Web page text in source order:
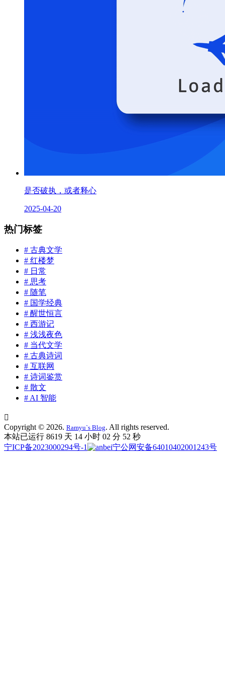
是否破执，或者释心
2025-04-20
热门标签
# 古典文学
# 红楼梦
# 日常
# 思考
# 随笔
# 国学经典
# 醒世恒言
# 西游记
# 浅浅夜色
# 当代文学
# 古典诗词
# 互联网
# 诗词鉴赏
# 散文
# AI 智能

Copyright © 2026. Ramyu`s Blog. All rights reserved.
本站已运行 8619 天 14 小时 02 分 53 秒
宁ICP备2023000294号-1
宁公网安备64010402001243号